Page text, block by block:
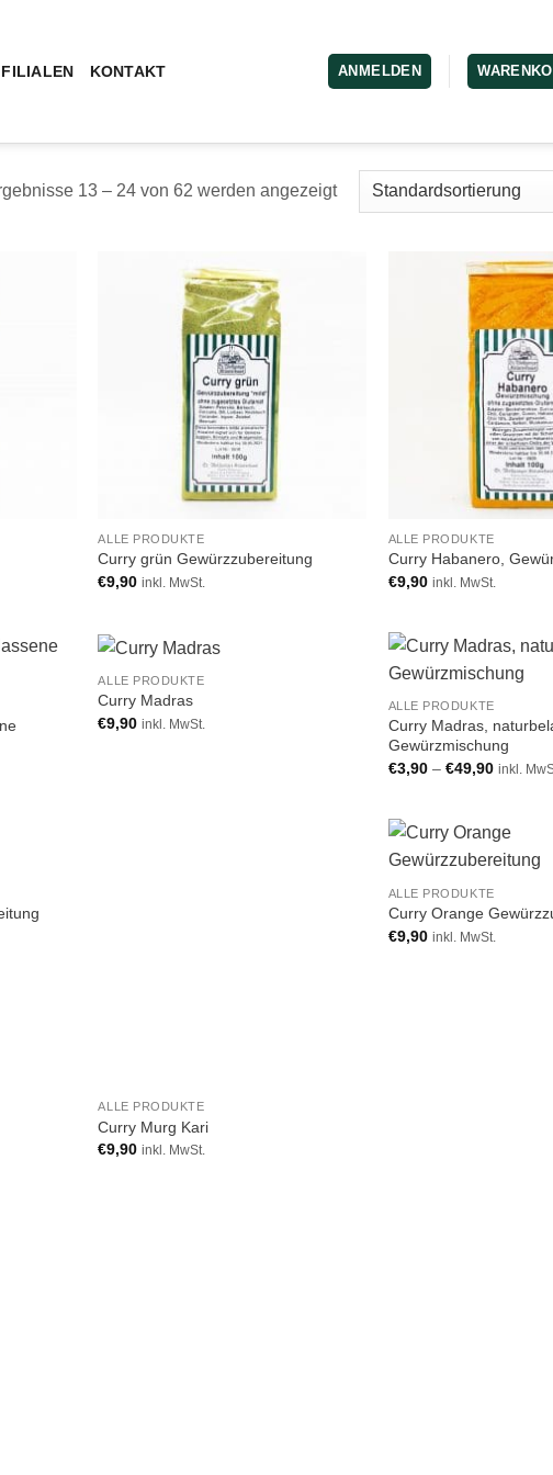
FILIALEN KONTAKT ANMELDEN
13 – 24 von 62 werden angezeigt
ALLE PRODUKTE
Curry grün Gewürzzubereitung
€9,90 inkl. MwSt.
ALLE PRODUKTE
Curry Habanero,
€9,90 inkl. MwSt.
ALLE PRODUKTE
Curry Madras
€9,90 inkl. MwSt.
ALLE PRODUKTE
Curry Madras,
Gewürzmischung
€3,90– €49,90 inkl.
ALLE PRODUKTE
Curry Murg Kari
€9,90 inkl. MwSt.
ALLE PRODUKTE
Curry Orange
€9,90 inkl. MwSt.